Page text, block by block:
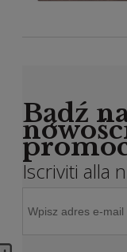
Bądź
Iscriviti alla